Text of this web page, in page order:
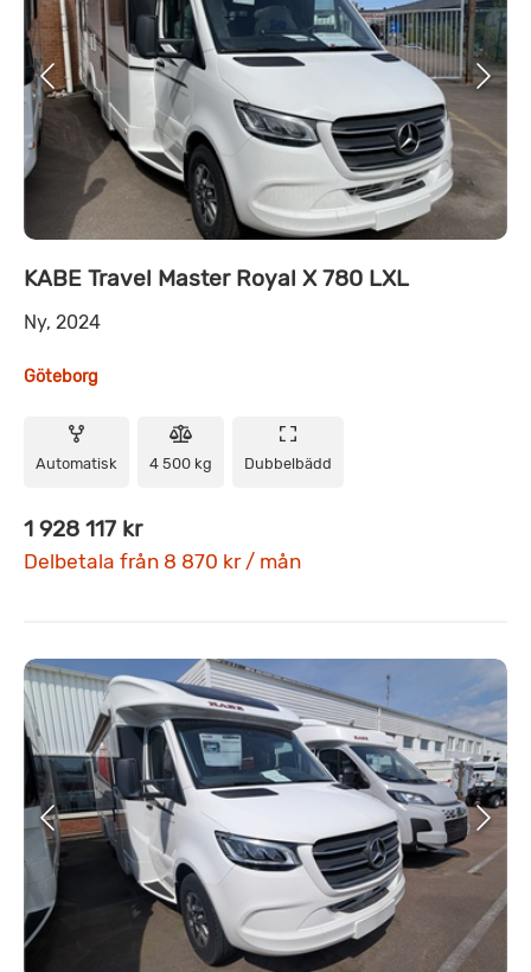
KABE Travel Master Royal X 780 LXL
Ny, 2024
Göteborg
Automatisk 4 500 kg Dubbelbädd
1 928 117 kr
Delbetala från 8 870 kr / mån